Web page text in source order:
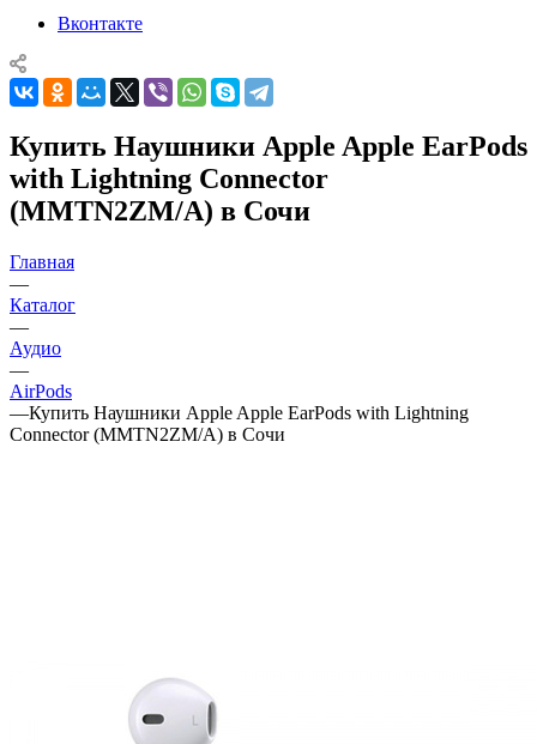
Вконтакте
Купить Наушники Apple Apple EarPods
with Lightning Connector
(MMTN2ZM/A) в Сочи
Главная
—
Каталог
—
Аудио
—
AirPods
—Купить Наушники Apple Apple EarPods with Lightning
Connector (MMTN2ZM/A) в Сочи